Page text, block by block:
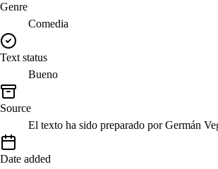
Genre
Comedia
Text status
Bueno
Source
El texto ha sido preparado por Germán
Date added